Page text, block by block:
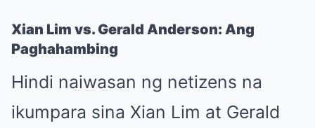
Xian Lim vs. Gerald Anderson: Ang
Paghahambing
Hindi naiwasan ng netizens na
ikumpara sina Xian Lim at Gerald